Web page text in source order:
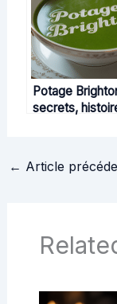
Potage
secrets,
← Article